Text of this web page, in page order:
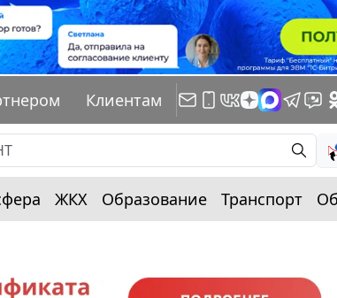
Клиентам
ЖКХ Образование Транспорт